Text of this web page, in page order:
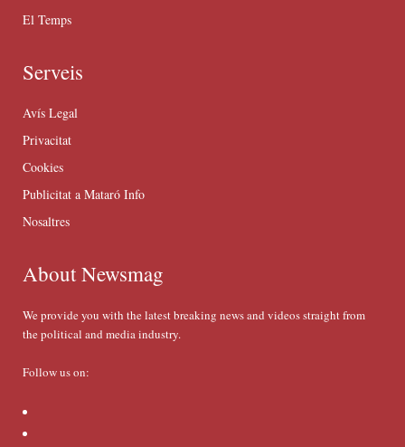
El Temps
Serveis
Avís Legal
Privacitat
Cookies
Publicitat a Mataró Info
Nosaltres
About Newsmag
We provide you with the latest breaking news and videos straight from
the political and media industry.
Follow us on: